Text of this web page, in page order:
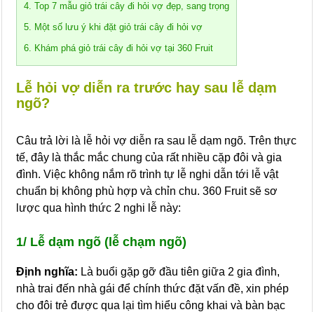
4. Top 7 mẫu giỏ trái cây đi hỏi vợ đẹp, sang trọng
5. Một số lưu ý khi đặt giỏ trái cây đi hỏi vợ
6. Khám phá giỏ trái cây đi hỏi vợ tại 360 Fruit
Lễ hỏi vợ diễn ra trước hay sau lễ dạm
ngõ?
Câu trả lời là lễ hỏi vợ diễn ra sau lễ dạm ngõ. Trên thực
tế, đây là thắc mắc chung của rất nhiều cặp đôi và gia
đình. Việc không nắm rõ trình tự lễ nghi dẫn tới lễ vật
chuẩn bị không phù hợp và chỉn chu. 360 Fruit sẽ sơ
lược qua hình thức 2 nghi lễ này:
1/ Lễ dạm ngõ (lễ chạm ngõ)
Định nghĩa: Là buổi gặp gỡ đầu tiên giữa 2 gia đình,
nhà trai đến nhà gái để chính thức đặt vấn đề, xin phép
cho đôi trẻ được qua lại tìm hiểu công khai và bàn bạc